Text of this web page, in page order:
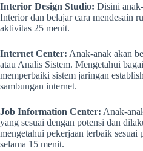
Interior Design Studio: Disini
Interior dan belajar cara mendesain
aktivitas 25 menit.
Internet Center: Anak-anak akan
atau Analis Sistem. Mengetahui
memperbaiki sistem jaringan
sambungan internet.
Job Information Center: Anak-
yang sesuai dengan potensi dan
mengetahui pekerjaan terbaik
selama 15 menit.